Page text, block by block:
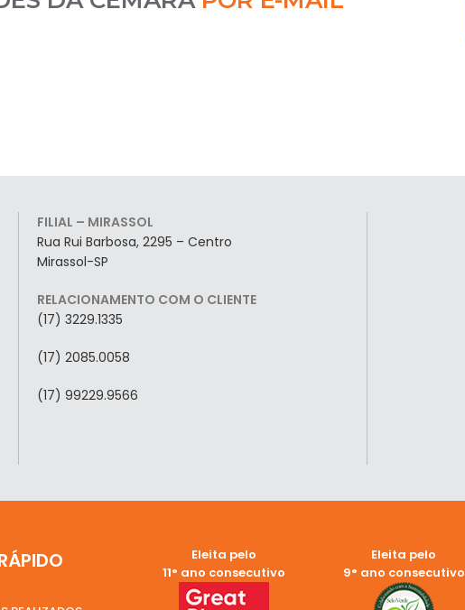
FILIAL – MIRASSOL
Rua Rui Barbosa, 2295 – Centro
Mirassol-SP
RELACIONAMENTO COM O CLIENTE
(17) 3229.1335
(17) 2085.0058
(17) 99229.9566
Eleita pelo
11° ano consecutivo
Eleita pelo
9° ano consecutivo